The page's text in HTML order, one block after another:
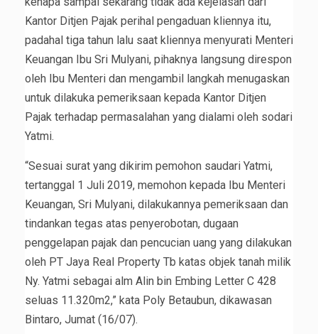
Kantor Ditjen Pajak perihal pengaduan kliennya itu,
padahal tiga tahun lalu saat kliennya menyurati Menteri
Keuangan Ibu Sri Mulyani, pihaknya langsung direspon
oleh Ibu Menteri dan mengambil langkah menugaskan
untuk dilakuka pemeriksaan kepada Kantor Ditjen
Pajak terhadap permasalahan yang dialami oleh sodari
Yatmi.
“Sesuai surat yang dikirim pemohon saudari Yatmi,
tertanggal 1 Juli 2019, memohon kepada Ibu Menteri
Keuangan, Sri Mulyani, dilakukannya pemeriksaan dan
tindankan tegas atas penyerobotan, dugaan
penggelapan pajak dan pencucian uang yang dilakukan
oleh PT Jaya Real Property Tb katas objek tanah milik
Ny. Yatmi sebagai alm Alin bin Embing Letter C 428
seluas 11.320m2,” kata Poly Betaubun, dikawasan
Bintaro, Jumat (16/07).